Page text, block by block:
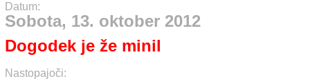
Datum:
Sobota, 13. oktober 2012
Dogodek je že minil
Nastopajoči: